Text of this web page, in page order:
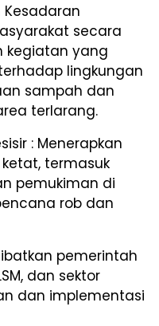
Kesadaran
secara
kegiatan yang
lingkungan
sampah dan
terlarang.
: Menerapkan
termasuk
pemukiman di
rob dan
pemerintah
dan sektor
dan implementasi